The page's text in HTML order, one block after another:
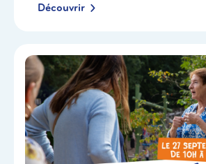
Découvrir